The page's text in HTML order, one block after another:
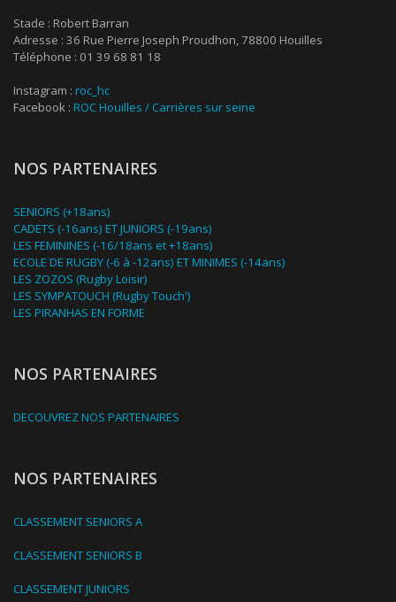
Stade : Robert Barran
Adresse : 36 Rue Pierre Joseph Proudhon, 78800 Houilles
Téléphone : 01 39 68 81 18
Instagram : roc_hc
Facebook : ROC Houilles / Carrières sur seine
NOS PARTENAIRES
SENIORS (+18ans)
CADETS (-16ans) ET JUNIORS (-19ans)
LES FEMININES (-16/18ans et +18ans)
ECOLE DE RUGBY (-6 à -12ans) ET MINIMES (-14ans)
LES ZOZOS (Rugby Loisir)
LES SYMPATOUCH (Rugby Touch')
LES PIRANHAS EN FORME
NOS PARTENAIRES
DECOUVREZ NOS PARTENAIRES
NOS PARTENAIRES
CLASSEMENT SENIORS A
CLASSEMENT SENIORS B
CLASSEMENT JUNIORS